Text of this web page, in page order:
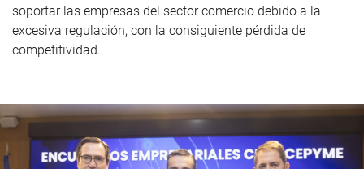
soportar las empresas del sector comercio debido a la
excesiva regulación, con la consiguiente pérdida de
competitividad.